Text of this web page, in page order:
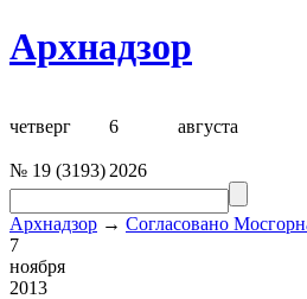
Архнадзор
четверг 6 августа
№ 19 (3193) 2026
Архнадзор → Согласовано
7
ноября
2013